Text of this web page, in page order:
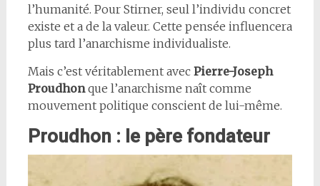
l’humanité. Pour Stirner, seul l’individu concret
existe et a de la valeur. Cette pensée influencera
plus tard l’anarchisme individualiste.
Mais c’est véritablement avec Pierre-Joseph
Proudhonque l’anarchisme naît comme
mouvement politique conscient de lui-même.
Proudhon : le père fondateur